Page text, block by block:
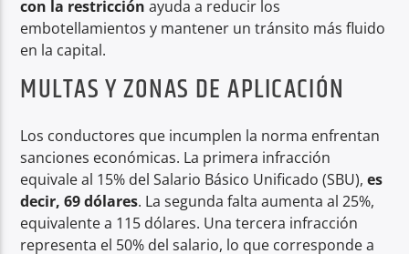
con la restricción ayuda a reducir los
embotellamientos y mantener un tránsito más fluido
en la capital.
MULTAS Y ZONAS DE APLICACIÓN
Los conductores que incumplen la norma enfrentan
sanciones económicas. La primera infracción
equivale al 15% del Salario Básico Unificado (SBU), es
decir, 69 dólares. La segunda falta aumenta al 25%,
equivalente a 115 dólares. Una tercera infracción
representa el 50% del salario, lo que corresponde a